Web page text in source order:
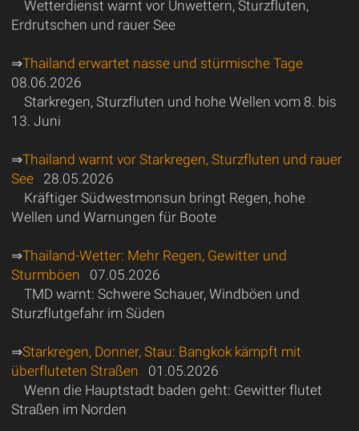
Wetterdienst warnt vor Unwettern, Sturzfluten,
Erdrutschen und rauer See
⇒Thailand erwartet nasse und stürmische Tage
08.06.2026
Starkregen, Sturzfluten und hohe Wellen vom 8. bis
13. Juni
⇒Thailand warnt vor Starkregen, Sturzfluten und rauer
See28.05.2026
Kräftiger Südwestmonsun bringt Regen, hohe
Wellen und Warnungen für Boote
⇒Thailand-Wetter: Mehr Regen, Gewitter und
Sturmböen 07.05.2026
TMD warnt: Schwere Schauer, Windböen und
Sturzflutgefahr im Süden
⇒Starkregen, Donner, Stau: Bangkok kämpft mit
überfluteten Straßen 01.05.2026
Wenn die Hauptstadt baden geht: Gewitter flutet
Straßen im Norden